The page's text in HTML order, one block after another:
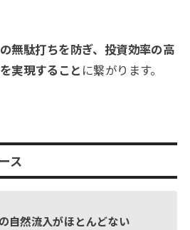
無駄打ちを防ぎ、投資効率の高
実現すること に繋がります。
ス
自然流入がほとんどない